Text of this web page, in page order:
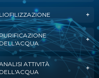
LIOFILIZZAZIONE
ATTIVITÀ
DELL'ACQUA